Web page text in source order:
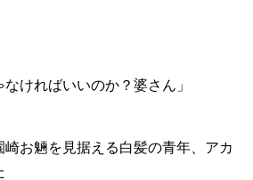
なければいいのか？婆さん」
お魎を見据える白髪の青年、アカ